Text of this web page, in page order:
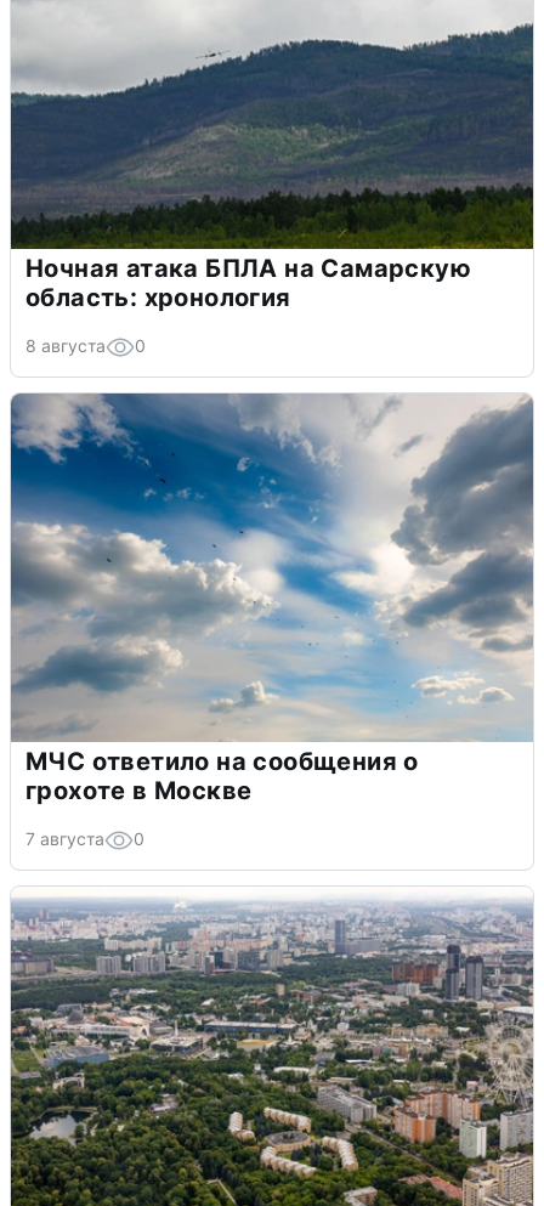
Ночная атака БПЛА на Самарскую
область: хронология
8 августа 0
МЧС ответило на сообщения о
грохоте в Москве
7 августа 0